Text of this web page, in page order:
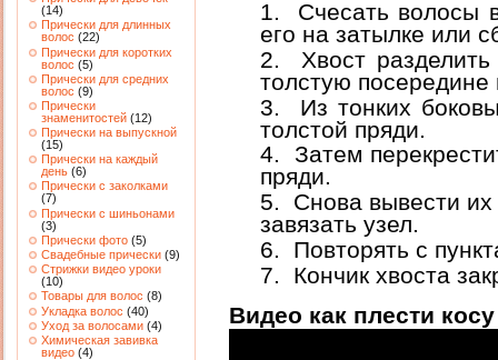
(14)
Прически для длинных
волос (22)
Прически для коротких
волос (5)
Прически для средних
волос (9)
Прически
знаменитостей (12)
Прически на выпускной
(15)
Прически на каждый
день (6)
Прически с заколками
(7)
Прически с шиньонами
(3)
Прически фото (5)
Свадебные прически (9)
Стрижки видео уроки
(10)
Товары для волос (8)
Укладка волос (40)
Уход за волосами (4)
Химическая завивка
видео (4)
Счесать волосы
его на затылке или
Хвост
толстую
Из тонких
толстой пряди.
Затем
пряди.
Снова вывести
завязать узел.
Повторять с
Кончик хвоста
Видео как плести